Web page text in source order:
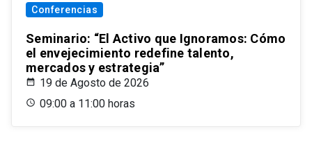
Conferencias
Seminario: “El Activo que Ignoramos: Cómo
el envejecimiento redefine talento,
mercados y estrategia”
19 de Agosto de 2026
09:00 a 11:00 horas